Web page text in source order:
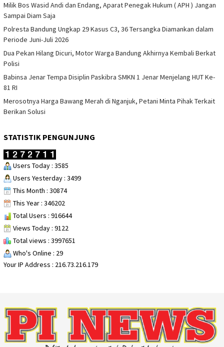
Milik Bos Wasid Andi dan Endang, Aparat Penegak Hukum ( APH ) Jangan
Sampai Diam Saja
Polresta Bandung Ungkap 29 Kasus C3, 36 Tersangka Diamankan dalam
Periode Juni-Juli 2026
Dua Pekan Hilang Dicuri, Motor Warga Bandung Akhirnya Kembali Berkat
Polisi
Babinsa Jenar Tempa Disiplin Paskibra SMKN 1 Jenar Menjelang HUT Ke-
81 RI
Merosotnya Harga Bawang Merah di Nganjuk, Petani Minta Pihak Terkait
Berikan Solusi
STATISTIK PENGUNJUNG
Users Today : 3585
Users Yesterday : 3499
This Month : 30874
This Year : 346202
Total Users : 916644
Views Today : 9122
Total views : 3997651
Who's Online : 29
Your IP Address : 216.73.216.179